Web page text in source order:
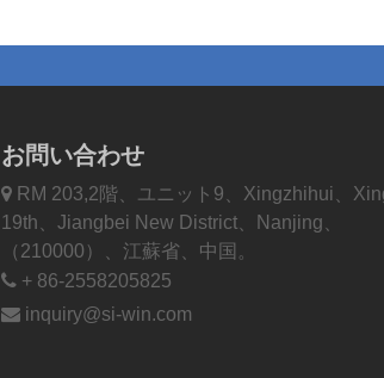
お問い合わせ
 RM 203,2階、ユニット9、Xingzhihui、
19th、Jiangbei New District、Nanjing、
（210000）、江蘇省、中国。
 + 86-2558205825
 inquiry@si-win.com